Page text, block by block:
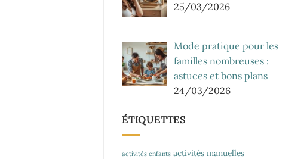
25/03/2026
Mode pratique pour les
familles nombreuses :
astuces et bons plans
24/03/2026
ÉTIQUETTES
activités enfants activités manuelles